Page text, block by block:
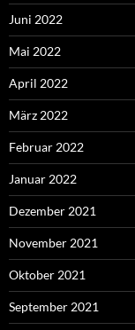
Juni 2022
Mai 2022
April 2022
März 2022
Februar 2022
Januar 2022
Dezember 2021
November 2021
Oktober 2021
September 2021